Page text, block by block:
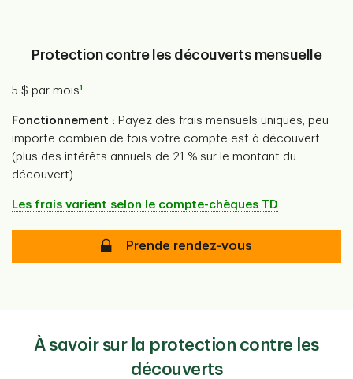
Protection contre les découverts mensuelle
5 $ par mois1
Fonctionnement : Payez des frais mensuels uniques, peu
importe combien de fois votre compte est à découvert
(plus des intérêts annuels de 21 % sur le montant du
découvert).
Les frais varient selon le compte-chèques TD.
Protection contre les découverts
Prende rendez-vous
À savoir sur la protection contre les
découverts